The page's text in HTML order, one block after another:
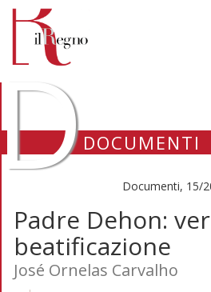
DOCUMENTI
Documenti, 15/
Padre Dehon:
beatificazione
José Ornelas Carvalho